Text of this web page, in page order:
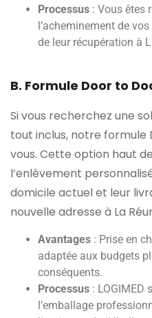
Processus : Vous êtes
l’acheminement de
de leur récupération à
B. Formule Door to
Si vous recherchez une
tout inclus, notre
vous. Cette option haut
l’enlèvement
domicile actuel et leur
nouvelle adresse à La
Avantages : Prise en
adaptée aux budgets
conséquents.
Processus : LOGIMED
l’emballage